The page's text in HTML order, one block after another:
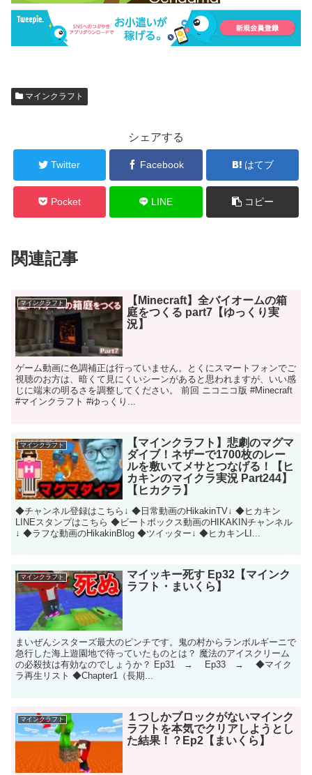
マインクラフト
シェアする
Twitter Facebook はてブ
Pocket LINE コピー
関連記事
マインクラフト
【Minecraft】全バイオームの箱
庭をつくる part7【ゆっくり実
況】
ゲーム動画に色調補正は行っていません。とくにスマートフォンでご
視聴のお方は、暗くて見にくいシーンがあると思われますが、いい感
じに端末の明るさを調整してください。 前回 ニコニコ版 #Minecraft
#マインクラフト #ゆっくり...
マインクラフト
【マインクラフト】悲劇のマグマ
ダイブ！ネザーで1700枚のレー
ルを敷いてメサとつなげる！【ヒ
カキンのマイクラ実況 Part244】
【ヒカクラ】
◆チャンネル登録はこちら↓ ◆日常動画のHikakinTV↓ ◆ヒカキン
LINEスタンプはこちら ◆ビートボックス動画のHIKAKINチャンネル
↓ ◆ラフな動画のHikakinBlog ◆ツイッター↓ ◆ヒカキンLI...
マインクラフト
マイッキー死す Ep32【マインク
ラフト・まいくら】
まいぜんシスターズ最大のピンチです。鬼の村からランボルギーニで
急行した海上遊園地で待っていたものとは？ 魔法のアイスクリーム
の必殺技は有効なのでしょうか？ Ep31 → Ep33 → ◆マイク
ラ再生リスト ◆Chapter1（長期...
マインクラフト
１つしかブロックがないマインク
ラフトを本気でクリアしようとし
た結果！？Ep2【まいくら】